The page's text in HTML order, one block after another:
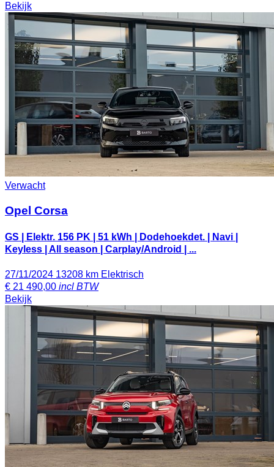
Bekijk
Verwacht
Opel Corsa
GS | Elektr. 156 PK | 51 kWh | Dodehoekdet. | Navi |
Keyless | All season | Carplay/Android | ...
27/11/2024 13208 km Elektrisch
€ 21 490,00 incl BTW
Bekijk